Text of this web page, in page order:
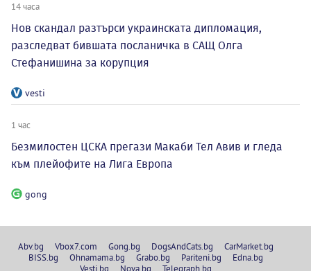
14 часа
Нов скандал разтърси украинската дипломация,
разследват бившата посланичка в САЩ Олга
Стефанишина за корупция
vesti
1 час
Безмилостен ЦСКА прегази Макаби Тел Авив и гледа
към плейофите на Лига Европа
gong
Abv.bg Vbox7.com Gong.bg DogsAndCats.bg
CarMarket.bg
BISS.bg
Ohnamama.bg Grabo.bg Pariteni.bg
Edna.bg
Vesti.bg
Nova.bg Telegraph.bg